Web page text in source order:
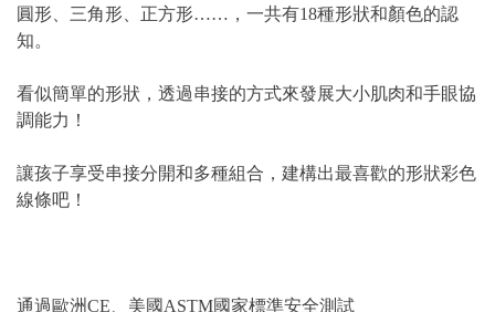
圓形、三角形、正方形……，一共有18種形狀和顏色的認
知。
看似簡單的形狀，透過串接的方式來發展大小肌肉和手眼協
調能力！
讓孩子享受串接分開和多種組合，建構出最喜歡的形狀彩色
線條吧！
通過歐洲CE、美國ASTM國家標準安全測試